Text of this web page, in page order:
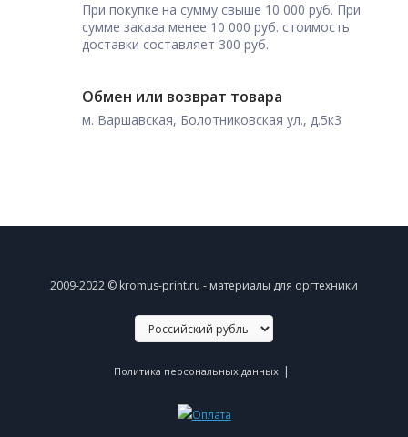
При покупке на сумму свыше 10 000 руб. При
сумме заказа менее 10 000 руб. стоимость
доставки составляет 300 руб.
Обмен или возврат товара
м. Варшавская, Болотниковская ул., д.5к3
2009-2022 © kromus-print.ru - материалы для оргтехники
Политика персональных данных |